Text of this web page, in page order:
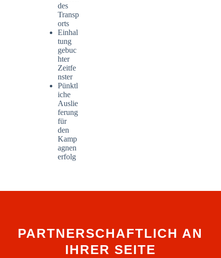
des
Transp
orts
Einhal
tung
gebuc
hter
Zeitfe
nster
Pünktl
iche
Auslie
ferung
für
den
Kamp
agnen
erfolg
PARTNERSCHAFTLICH AN
IHRER SEITE